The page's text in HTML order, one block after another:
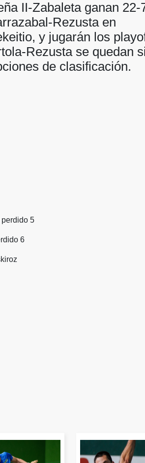
II-Zabaleta ganan 22-
Rezusta en
y jugarán los
Rezusta se quedan
de clasificación.
5
6